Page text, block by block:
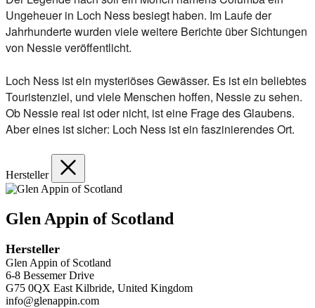
Ungeheuer in Loch Ness besiegt haben. Im Laufe der
Jahrhunderte wurden viele weitere Berichte über Sichtungen
von Nessie veröffentlicht.
Loch Ness ist ein mysteriöses Gewässer. Es ist ein beliebtes
Touristenziel, und viele Menschen hoffen, Nessie zu sehen.
Ob Nessie real ist oder nicht, ist eine Frage des Glaubens.
Aber eines ist sicher: Loch Ness ist ein faszinierendes Ort.
Hersteller
Glen Appin of Scotland
Hersteller
Glen Appin of Scotland
6-8 Bessemer Drive
G75 0QX East Kilbride, United Kingdom
info@glenappin.com